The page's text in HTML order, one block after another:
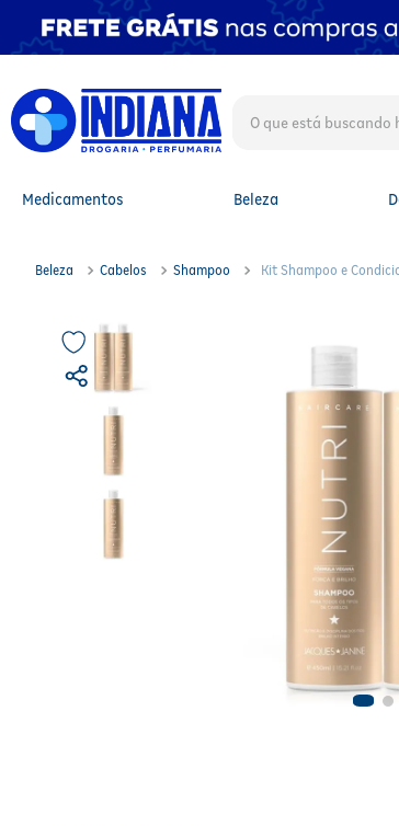
Medicamentos Beleza
Beleza Cabelos Shampoo Kit Shampoo e
TERMOS MAIS BUSCADOS
1º
fralda
fralda xg
shampoo